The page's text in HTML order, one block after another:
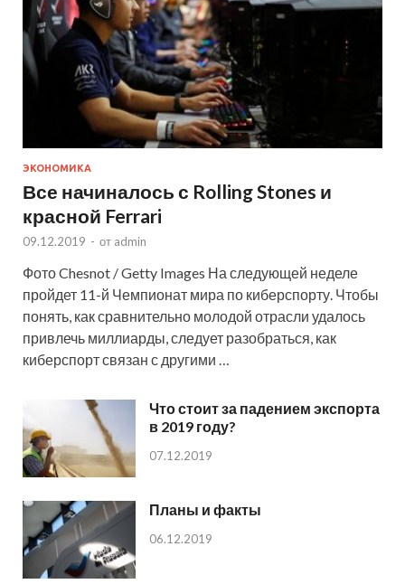
ЭКОНОМИКА
Все начиналось с Rolling Stones и
красной Ferrari
09.12.2019 - от admin
Фото Chesnot / Getty Images На следующей неделе
пройдет 11-й Чемпионат мира по киберспорту. Чтобы
понять, как сравнительно молодой отрасли удалось
привлечь миллиарды, следует разобраться, как
киберспорт связан с другими …
Что стоит за падением экспорта
в 2019 году?
07.12.2019
Планы и факты
06.12.2019